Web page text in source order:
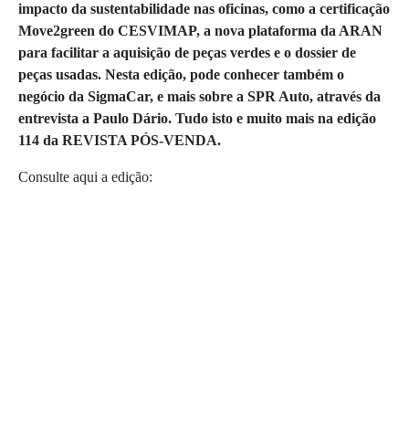
impacto da sustentabilidade nas oficinas, como a certificação
Move2green do CESVIMAP, a nova plataforma da ARAN
para facilitar a aquisição de peças verdes e o dossier de
peças usadas. Nesta edição, pode conhecer também o
negócio da SigmaCar, e mais sobre a SPR Auto, através da
entrevista a Paulo Dário. Tudo isto e muito mais na edição
114 da REVISTA PÓS-VENDA.
Consulte aqui a edição: